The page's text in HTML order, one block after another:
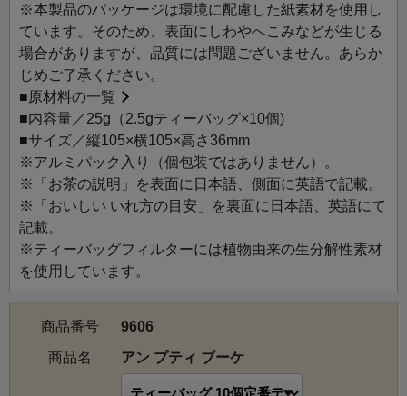
日々の生活に自然とのつながりを感じながら、心地よい時
間をお楽しみください。
おすすめのシーン：【プロテクト】【リラックス】【グッ
ドナイト】
アン プティ ブーケ：アプリコットやジャスミンの香りをま
とったグリーンルイボスに、色とりどりの花をブレンド。
お祝いの花束を思わせる優しい飲み口のハーブです。
主なハーブ：カモミール、ローズレッドペタルなど
※本製品のパッケージは環境に配慮した紙素材を使用し
ています。そのため、表面にしわやへこみなどが生じる
場合がありますが、品質には問題ございません。あらか
じめご了承ください。
■原材料の一覧
■内容量／25g（2.5gティーバッグ×10個)
■サイズ／縦105×横105×高さ36mm
※アルミパック入り（個包装ではありません）。
※「お茶の説明」を表面に日本語、側面に英語で記載。
※「おいしい いれ方の目安」を裏面に日本語、英語にて
記載。
※ティーバッグフィルターには植物由来の生分解性素材
を使用しています。
商品番号
9606
商品名
アン プティ ブーケ